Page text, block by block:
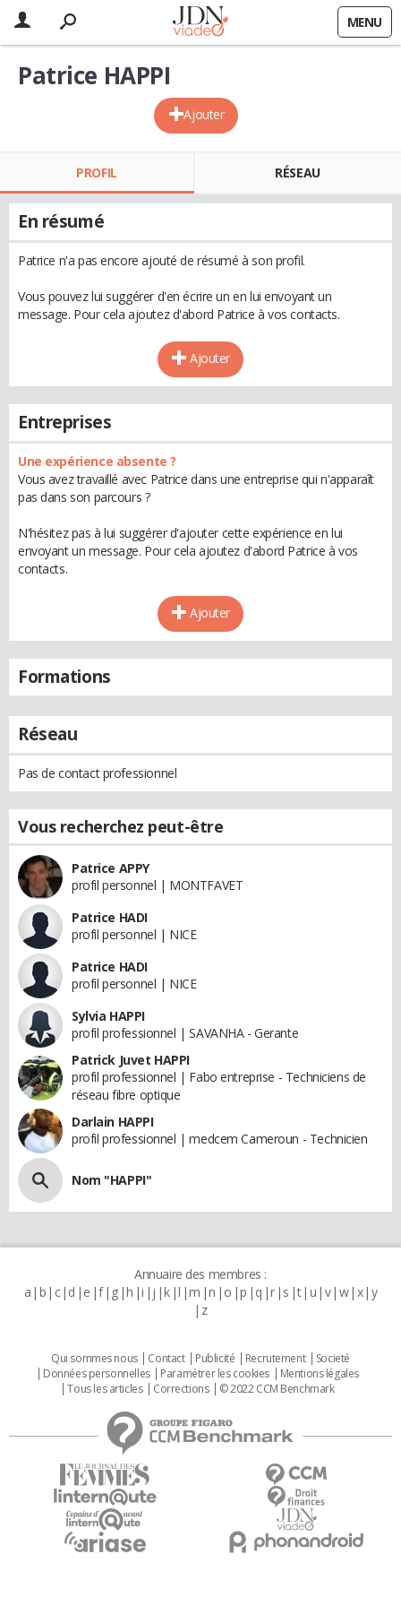
MENU
Ajouter
Patrice HAPPI
PROFIL RÉSEAU
En résumé
Patrice n'a pas encore ajouté de résumé à son profil.
Vous pouvez lui suggérer d'en écrire un en lui envoyant un
message. Pour cela ajoutez d'abord Patrice à vos contacts.
Ajouter
Entreprises
Une expérience absente ?
Vous avez travaillé avec Patrice dans une entreprise qui n'apparaît
pas dans son parcours ?
N'hésitez pas à lui suggérer d'ajouter cette expérience en lui
envoyant un message. Pour cela ajoutez d'abord Patrice à vos
contacts.
Ajouter
Formations
Réseau
Pas de contact professionnel
Vous recherchez peut-être
Patrice APPY
profil personnel | MONTFAVET
Patrice HADI
profil personnel | NICE
Patrice HADI
profil personnel | NICE
Sylvia HAPPI
profil professionnel | SAVANHA - Gerante
Patrick Juvet HAPPI
profil professionnel | Fabo entreprise - Techniciens de
réseau fibre optique
Darlain HAPPI
profil professionnel | medcem Cameroun - Technicien
Nom "HAPPI"
Annuaire des membres :
a b c d e f g h i j k l m n o p q r s t u v w x y
z
Qui sommes nous Contact Publicité Recrutement
Societé
Données personnelles
Paramétrer les cookies
Mentions légales
Tous les articles
Corrections © 2022 CCM Benchmark